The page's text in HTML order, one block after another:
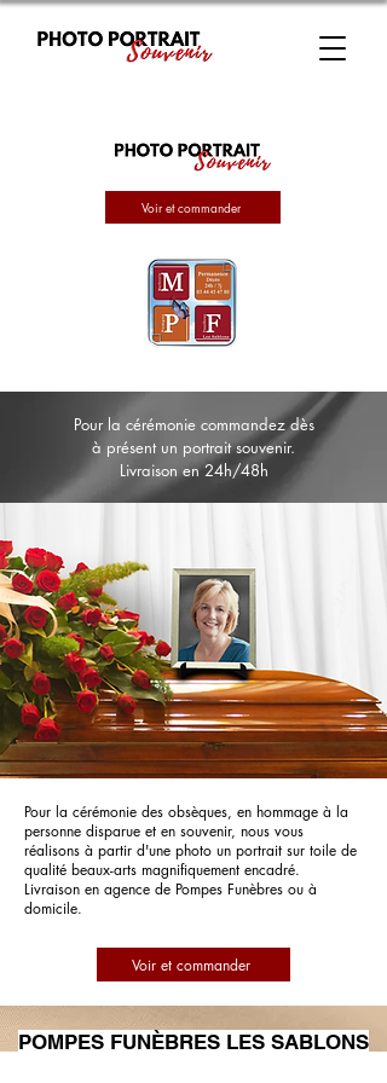
Voir et commander
Pour la cérémonie commandez dès
à présent un portrait souvenir.
Livraison en 24h/48h
Pour la cérémonie des obsèques, en hommage à la
personne disparue et en souvenir, nous vous
réalisons à partir d'une photo un portrait sur toile de
qualité beaux-arts magnifiquement encadré.
Livraison en agence de Pompes Funèbres ou à
domicile.
Voir et commander
POMPES FUNÈBRES LES SABLONS